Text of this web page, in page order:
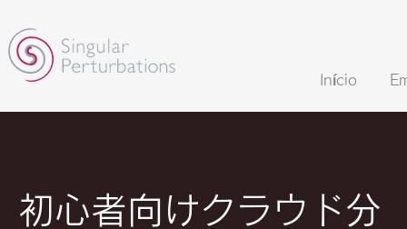
Início
初心者向けクラウド分